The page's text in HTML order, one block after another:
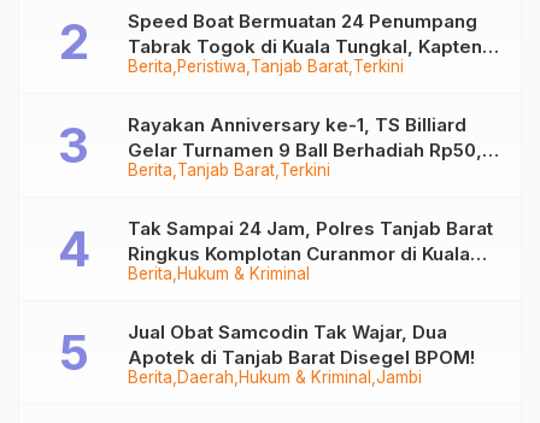
Berita Peristiwa Tanjab Barat Terkini
Speed Boat Bermuatan 24 Penumpang
Tabrak Togok di Kuala Tungkal, Kapten
Sempat Hilang
Berita Tanjab Barat Terkini
Rayakan Anniversary ke-1, TS Billiard
Gelar Turnamen 9 Ball Berhadiah Rp50,8
Juta
Berita Hukum & Kriminal
Tak Sampai 24 Jam, Polres Tanjab Barat
Ringkus Komplotan Curanmor di Kuala
Tungkal
Berita Daerah Hukum & Kriminal Jambi
Jual Obat Samcodin Tak Wajar, Dua
Apotek di Tanjab Barat Disegel BPOM!